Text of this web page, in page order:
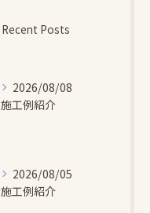
Recent Posts
2026/08/08
施工例紹介
2026/08/05
施工例紹介